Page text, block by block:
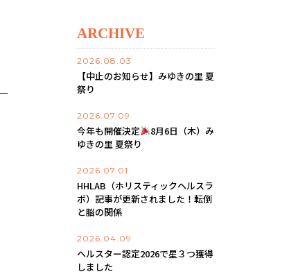
ARCHIVE
2026.08.03
【中止のお知らせ】みゆきの里 夏
祭り
2026.07.09
今年も開催決定
8月6日（木）み
ゆきの里 夏祭り
2026.07.01
HHLAB（ホリスティックヘルスラ
ボ）記事が更新されました！転倒
と脳の関係
2026.04.09
ヘルスター認定2026で星３つ獲得
しました